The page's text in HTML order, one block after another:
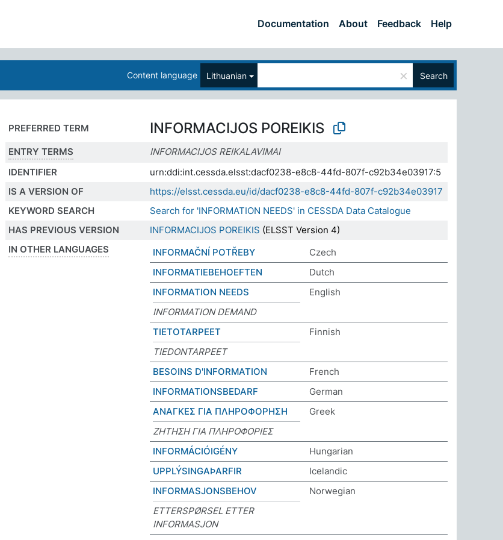
Documentation About Feedback Help
Content language Lithuanian × Search
PREFERRED TERM INFORMACIJOS POREIKIS
ENTRY TERMS
INFORMACIJOS REIKALAVIMAI
IDENTIFIER
urn:ddi:int.cessda.elsst:dacf0238-e8c8-44fd-807f-c92b34e03917:5
IS A VERSION OF
https://elsst.cessda.eu/id/dacf0238-e8c8-44fd-807f-c92b34e03917
KEYWORD SEARCH
Search for 'INFORMATION NEEDS' in CESSDA Data Catalogue
HAS PREVIOUS VERSION
INFORMACIJOS POREIKIS (ELSST Version 4)
IN OTHER LANGUAGES
INFORMAČNÍ POTŘEBY
Czech
INFORMATIEBEHOEFTEN
Dutch
INFORMATION NEEDS
English
INFORMATION DEMAND
TIETOTARPEET
Finnish
TIEDONTARPEET
BESOINS D'INFORMATION
French
INFORMATIONSBEDARF
German
ΑΝΑΓΚΕΣ ΓΙΑ ΠΛΗΡΟΦΟΡΗΣΗ
Greek
ΖΗΤΗΣΗ ΓΙΑ ΠΛΗΡΟΦΟΡΙΕΣ
INFORMÁCIÓIGÉNY
Hungarian
UPPLÝSINGAÞARFIR
Icelandic
INFORMASJONSBEHOV
Norwegian
ETTERSPØRSEL ETTER
INFORMASJON